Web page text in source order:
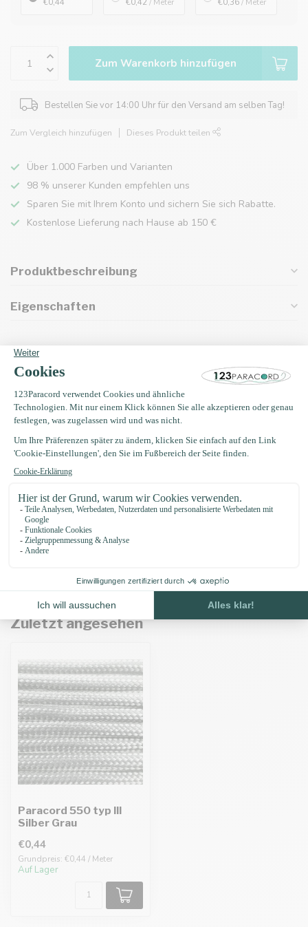
€0,44 €0,42 / Meter €0,36/ Meter
Zum Warenkorb hinzufügen
Bestellen Sie vor 14:00 Uhr für den Versand am selben Tag!
Zum Vergleich hinzufügen Dieses Produkt teilen
Über 1.000 Farben und Varianten
98 % unserer Kunden empfehlen uns
Sparen Sie mit Ihrem Konto und sichern Sie sich Rabatte.
Kostenlose Lieferung nach Hause ab 150 €
Produktbeschreibung
Eigenschaften
Oft zusammen gekauft mit
Paracord nadel 7,7CM
Auf Lager
Buckle 20MM Kunststoff
Auf Lager
EM Keramik 50 gramm (35
Stücke)
Zuletzt angesehen
Paracord 550 typ III
Silber Grau
€0,44
Grundpreis: €0,44 / Meter
Auf Lager